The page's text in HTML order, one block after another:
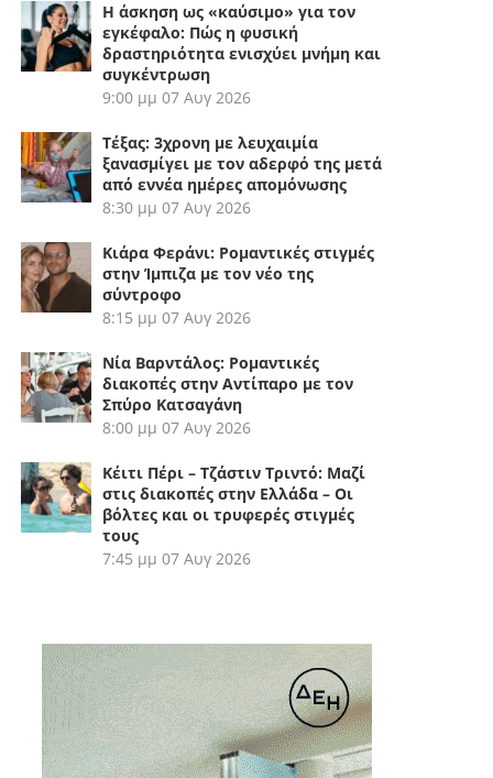
Η άσκηση ως «καύσιμο» για τον
εγκέφαλο: Πώς η φυσική
δραστηριότητα ενισχύει μνήμη και
συγκέντρωση
9:00 μμ 07 Αυγ 2026
Τέξας: 3χρονη με λευχαιμία
ξανασμίγει με τον αδερφό της μετά
από εννέα ημέρες απομόνωσης
8:30 μμ 07 Αυγ 2026
Κιάρα Φεράνι: Ρομαντικές στιγμές
στην Ίμπιζα με τον νέο της
σύντροφο
8:15 μμ 07 Αυγ 2026
Νία Βαρντάλος: Ρομαντικές
διακοπές στην Αντίπαρο με τον
Σπύρο Κατσαγάνη
8:00 μμ 07 Αυγ 2026
Κέιτι Πέρι – Τζάστιν Τριντό: Μαζί
στις διακοπές στην Ελλάδα – Οι
βόλτες και οι τρυφερές στιγμές
τους
7:45 μμ 07 Αυγ 2026